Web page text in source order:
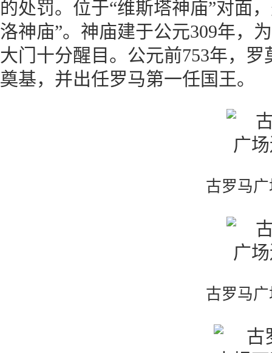
的处罚。位于“维斯塔神庙”对面
洛神庙”。神庙建于公元309年，
大门十分醒目。公元前753年，
奠基，并出任罗马第一任国王。
古罗马
古罗马